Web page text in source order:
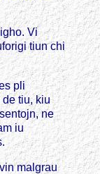
Vi
tiun chi
pli
tiu, kiu
ne
iu
malgrau